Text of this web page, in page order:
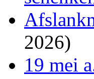
2026)
19 mei